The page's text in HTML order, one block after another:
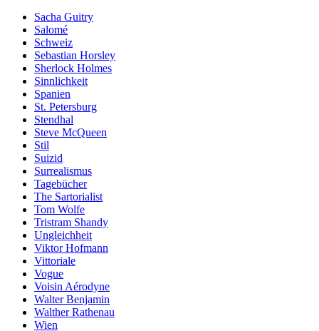
Sacha Guitry
Salomé
Schweiz
Sebastian Horsley
Sherlock Holmes
Sinnlichkeit
Spanien
St. Petersburg
Stendhal
Steve McQueen
Stil
Suizid
Surrealismus
Tagebücher
The Sartorialist
Tom Wolfe
Tristram Shandy
Ungleichheit
Viktor Hofmann
Vittoriale
Vogue
Voisin Aérodyne
Walter Benjamin
Walther Rathenau
Wien